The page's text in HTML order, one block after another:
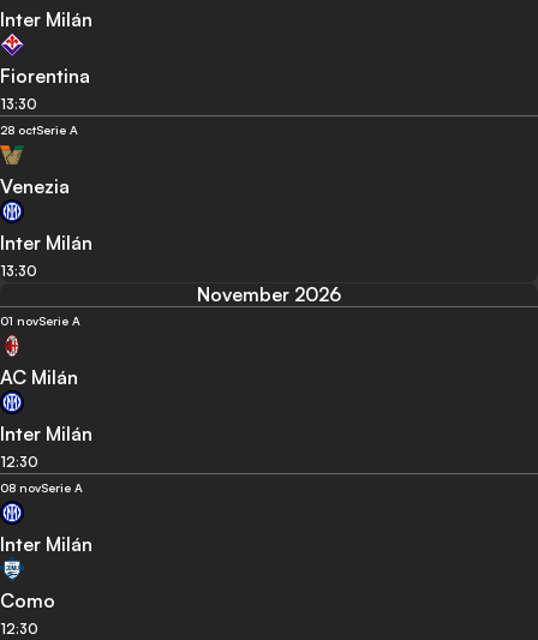
Inter Milán
Fiorentina
13:30
28 octSerie A
Venezia
Inter Milán
13:30
November 2026
01 novSerie A
AC Milán
Inter Milán
12:30
08 novSerie A
Inter Milán
Como
12:30